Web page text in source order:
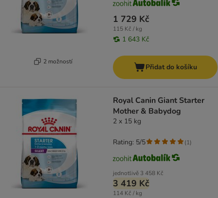
2 možností
1 729 Kč
115 Kč / kg
1 643 Kč
Přidat do košíku
Royal Canin Giant Starter
Mother & Babydog
2 x 15 kg
jednotlivě 3 458 Kč
3 419 Kč
114 Kč / kg
Rating: 5/5 (1)